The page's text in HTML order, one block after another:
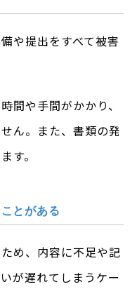
や提出をすべて被害
間や手間がかかり、
ん。また、書類の発
す。
とがある
め、内容に不足や記
が遅れてしまうケー